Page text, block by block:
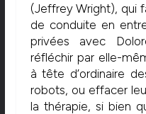
(Jeffrey Wright), qui
de conduite en
privées avec
réfléchir par elle-
à tête d’ordinaire
robots, ou effacer
la thérapie, si bien